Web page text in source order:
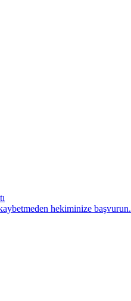
hekiminize başvurun.